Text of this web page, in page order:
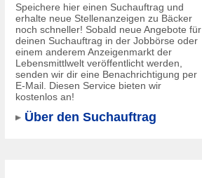
Speichere hier einen Suchauftrag und
erhalte neue Stellenanzeigen zu Bäcker
noch schneller! Sobald neue Angebote für
deinen Suchauftrag in der Jobbörse oder
einem anderem Anzeigenmarkt der
Lebensmittlwelt veröffentlicht werden,
senden wir dir eine Benachrichtigung per
E-Mail. Diesen Service bieten wir
kostenlos an!
Über den Suchauftrag